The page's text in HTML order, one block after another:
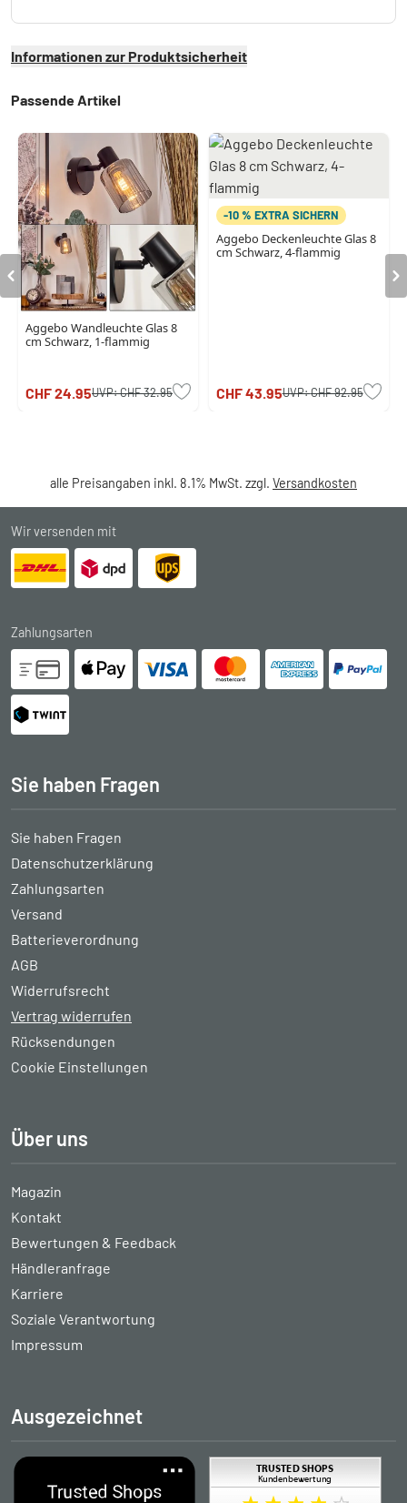
Informationen zur Produktsicherheit
Passende Artikel
Aggebo Wandleuchte Glas 8
cm Schwarz, 1-flammig
CHF 24.95UVP:CHF 32.95
-10 % EXTRA SICHERN
Aggebo Deckenleuchte Glas 8
cm Schwarz, 4-flammig
CHF 43.95UVP:CHF 92.95
alle Preisangaben inkl. 8.1% MwSt. zzgl. Versandkosten
Wir versenden mit
Zahlungsarten
Sie haben Fragen
Sie haben Fragen
Datenschutzerklärung
Zahlungsarten
Versand
Batterieverordnung
AGB
Widerrufsrecht
Vertrag widerrufen
Rücksendungen
Cookie Einstellungen
Über uns
Magazin
Kontakt
Bewertungen & Feedback
Händleranfrage
Karriere
Soziale Verantwortung
Impressum
Ausgezeichnet